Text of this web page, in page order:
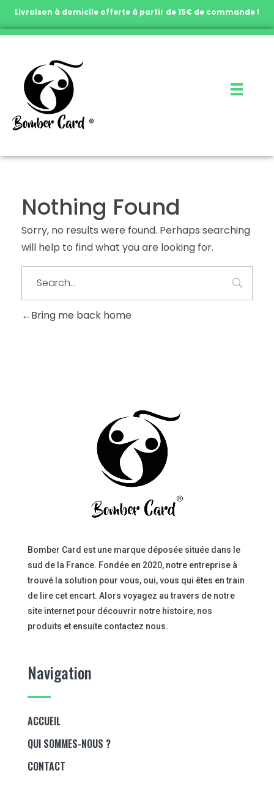
Livraison à domicile offerte à partir de 15€ de commande !
Nothing Found
Sorry, no results were found. Perhaps searching
will help to find what you are looking for.
Bring me back home
Bomber Card est une marque déposée située dans le
sud de la France. Fondée en 2020, notre entreprise à
trouvé la solution pour vous, oui, vous qui êtes en train
de lire cet encart. Alors voyagez au travers de notre
site internet pour découvrir notre histoire, nos
produits et ensuite contactez nous.
Navigation
ACCUEIL
QUI SOMMES-NOUS ?
CONTACT